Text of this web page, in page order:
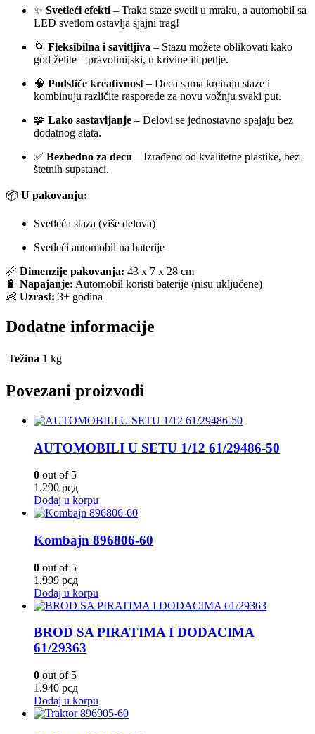
✨ Svetleći efekti – Traka staze svetli u mraku, a automobil sa
LED svetlom ostavlja sjajni trag!
🌀 Fleksibilna i savitljiva – Stazu možete oblikovati kako
god želite – pravolinijski, u krivine ili petlje.
🧠 Podstiče kreativnost – Deca sama kreiraju staze i
kombinuju različite rasporede za novu vožnju svaki put.
🧩 Lako sastavljanje – Delovi se jednostavno spajaju bez
dodatnog alata.
✅ Bezbedno za decu – Izrađeno od kvalitetne plastike, bez
štetnih supstanci.
📦 U pakovanju:
Svetleća staza (više delova)
Svetleći automobil na baterije
📏 Dimenzije pakovanja: 43 x 7 x 28 cm
🔋 Napajanje: Automobil koristi baterije (nisu uključene)
👶 Uzrast: 3+ godina
Dodatne informacije
Težina 1 kg
Povezani proizvodi
AUTOMOBILI U SETU 1/12 61/29486-50
0 out of 5
1.290 рсд
Dodaj u korpu
Kombajn 896806-60
0 out of 5
1.999 рсд
Dodaj u korpu
BROD SA PIRATIMA I DODACIMA
61/29363
0 out of 5
1.940 рсд
Dodaj u korpu